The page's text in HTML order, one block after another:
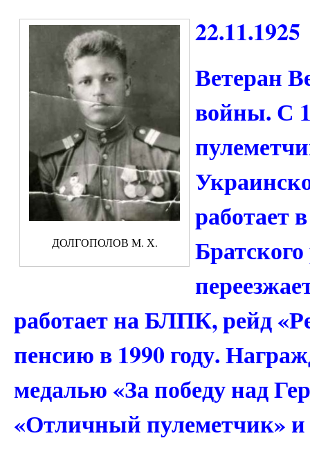
ДОЛГОПОЛОВ М. Х.
22.11.1925
Ветеран
войны. С
работает
работает на БЛПК, рейд
пенсию в 1990 году.
медалью «За победу над
«Отличный пулеметчик»